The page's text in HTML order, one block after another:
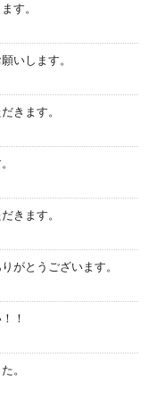
す。
いします。
きます。
きます。
がとうございます。
！
。